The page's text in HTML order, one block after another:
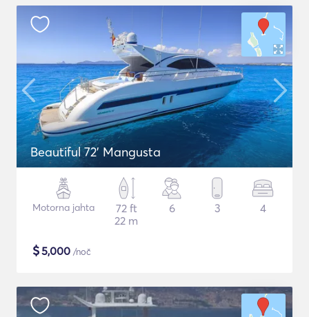
Beautiful 72' Mangusta
Motorna jahta
72 ft
22 m
6 3 4
$5,000 /noč